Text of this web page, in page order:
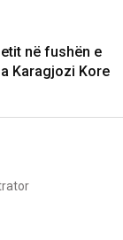
në fushën e
Karagjozi Kore